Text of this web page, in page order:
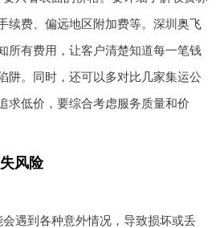
续费、偏远地区附加费等。深圳 奥飞
所有费用，让客户清楚知道每一笔钱
阱。同时，还可以多对比几家集运公
求低价，要综合考虑服务质量和价
风险
遇到各种意外情况，导致损坏或丢